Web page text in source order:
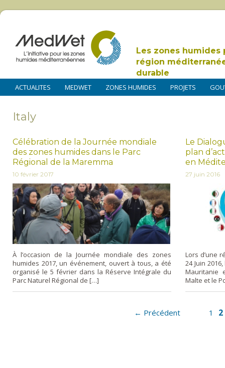
Les zones humides
région
durable
ACTUALITES MEDWET ZONES HUMIDES PROJETS
Italy
Célébration de la Journée mondiale
des zones humides dans le Parc
Régional de la Maremma
10 février 2017
À l’occasion de la Journée mondiale des zones
humides 2017, un événement, ouvert à tous, a été
organisé le 5 février dans la Réserve Intégrale du
Parc Naturel Régional de […]
Le
plan
en
27 juin 2016
Lors d’une
24 Juin
Mauritanie
Malte et le
← Précédent 1 2